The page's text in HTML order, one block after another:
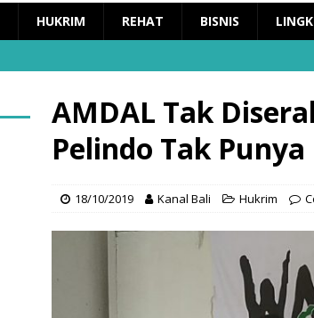
HUKRIM REHAT BISNIS
AMDAL Tak
Pelindo Tak
18/10/2019 Kanal Bali Hukrim